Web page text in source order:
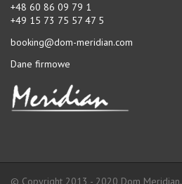
GALERIA
LOKALIZACJA
ZAPYTANIE O REZERWACJE
DANE FIRMOWE
+48 60 86 09 79 1
+49 15 73 75 57 47 5
booking@dom-meridian.com
Dane firmowe
© Copyright 2013 - 2020 Dom Meridian.